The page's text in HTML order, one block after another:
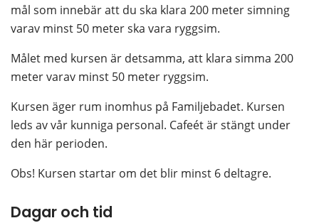
mål som innebär att du ska klara 200 meter simning
varav minst 50 meter ska vara ryggsim.
Målet med kursen är detsamma, att klara simma 200
meter varav minst 50 meter ryggsim.
Kursen äger rum inomhus på Familjebadet. Kursen
leds av vår kunniga personal. Cafeét är stängt under
den här perioden.
Obs! Kursen startar om det blir minst 6 deltagre.
Dagar och tid